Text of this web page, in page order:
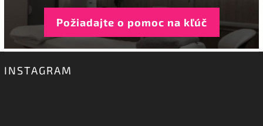
Požiadajte o pomoc na kľúč
INSTAGRAM